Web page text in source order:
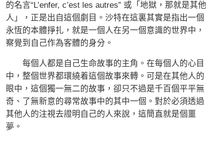
的名言“L’enfer, c’est les autres” 或「地獄，那就是其他
人」，正是出自這個劇目。沙特在這裏其實是指出一個
永恆的本體掙扎，就是一個人在另一個意識的世界中，
察覺到自己作為客體的身分。
每個人都是自己生命故事的主角。在每個人的心目
中，整個世界都環繞着這個故事來轉。可是在其他人的
眼中，這個獨一無二的故事，卻只不過是千百個平平無
奇、了無新意的尋常故事中的其中一個。對於必須透過
其他人的注視去證明自己的人來說，這簡直就是個噩
夢。